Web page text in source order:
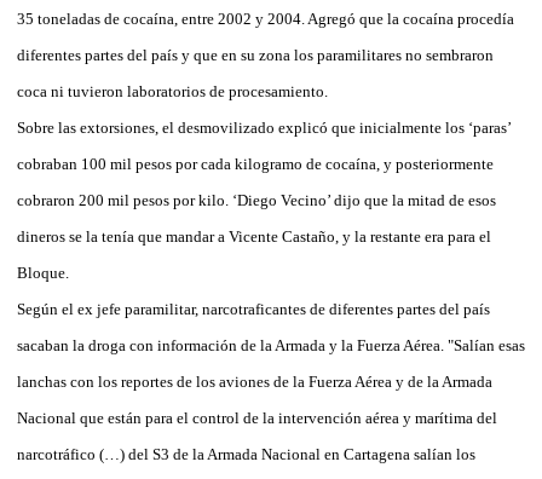
35 toneladas de cocaína, entre 2002 y 2004. Agregó que la cocaína procedía
diferentes partes del país y que en su zona los paramilitares no sembraron
coca ni tuvieron laboratorios de procesamiento.
Sobre las extorsiones, el desmovilizado explicó que inicialmente los ‘paras’
cobraban 100 mil pesos por cada kilogramo de cocaína, y posteriormente
cobraron 200 mil pesos por kilo. ‘Diego Vecino’ dijo que la mitad de esos
dineros se la tenía que mandar a Vicente Castaño, y la restante era para el
Bloque.
Según el ex jefe paramilitar, narcotraficantes de diferentes partes del país
sacaban la droga con información de la Armada y la Fuerza Aérea. "Salían esas
lanchas con los reportes de los aviones de la Fuerza Aérea y de la Armada
Nacional que están para el control de la intervención aérea y marítima del
narcotráfico (…) del S3 de la Armada Nacional en Cartagena salían los